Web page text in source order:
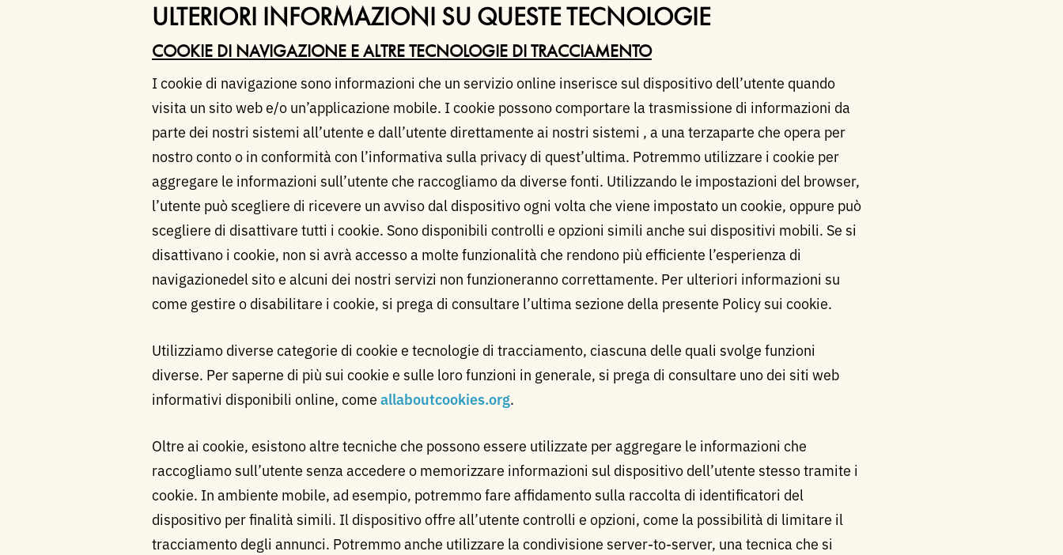
ULTERIORI INFORMAZIONI SU QUESTE TECNOLOGIE
COOKIE DI NAVIGAZIONE E ALTRE TECNOLOGIE DI TRACCIAMENTO
I cookie di navigazione sono informazioni che un servizio online inserisce sul dispositivo dell’utente quando
visita un sito web e/o un’applicazione mobile. I cookie possono comportare la trasmissione di informazioni da
parte dei nostri sistemi all’utente e dall’utente direttamente ai nostri sistemi , a una terzaparte che opera per
nostro conto o in conformità con l’informativa sulla privacy di quest’ultima. Potremmo utilizzare i cookie per
aggregare le informazioni sull’utente che raccogliamo da diverse fonti. Utilizzando le impostazioni del browser,
l’utente può scegliere di ricevere un avviso dal dispositivo ogni volta che viene impostato un cookie, oppure può
scegliere di disattivare tutti i cookie. Sono disponibili controlli e opzioni simili anche sui dispositivi mobili. Se si
disattivano i cookie, non si avrà accesso a molte funzionalità che rendono più efficiente l’esperienza di
navigazionedel sito e alcuni dei nostri servizi non funzioneranno correttamente. Per ulteriori informazioni su
come gestire o disabilitare i cookie, si prega di consultare l’ultima sezione della presente Policy sui cookie.
Utilizziamo diverse categorie di cookie e tecnologie di tracciamento, ciascuna delle quali svolge funzioni
diverse. Per saperne di più sui cookie e sulle loro funzioni in generale, si prega di consultare uno dei siti web
informativi disponibili online, comeallaboutcookies.org.
Oltre ai cookie, esistono altre tecniche che possono essere utilizzate per aggregare le informazioni che
raccogliamo sull’utente senza accedere o memorizzare informazioni sul dispositivo dell’utente stesso tramite i
cookie. In ambiente mobile, ad esempio, potremmo fare affidamento sulla raccolta di identificatori del
dispositivo per finalità simili. Il dispositivo offre all’utente controlli e opzioni, come la possibilità di limitare il
tracciamento degli annunci. Potremmo anche utilizzare la condivisione server-to-server, una tecnica che si